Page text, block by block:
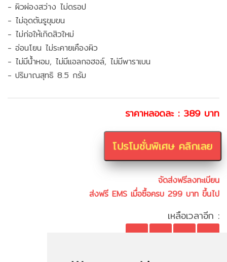
- ผิวผ่องสว่าง ไม่ดรอป
- ไม่อุดตันรูขุมขน
- ไม่ก่อให้เกิดสิวใหม่
- อ่อนโยน ไม่ระคายเคืองผิว
- ไม่มีน้ำหอม, ไม่มีแอลกอฮอล์, ไม่มีพาราเบน
- ปริมาณสุทธิ 8.5 กรัม
ราคาหลอดละ : 389 บาท
โปรโมชั่นพิเศษ คลิกเลย
จัดส่งฟรีลงทะเบียน
ส่งฟรี EMS เมื่อซื้อครบ 299 บาท ขึ้นไป
เหลือเวลาอีก :